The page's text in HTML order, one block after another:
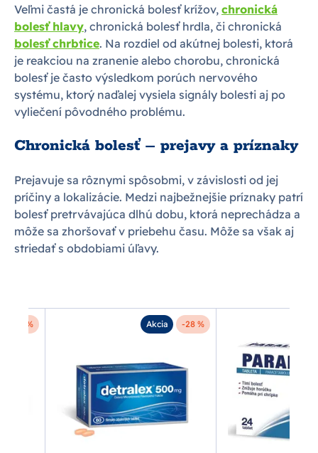
Veľmi častá je chronická bolesť krížov, chronická
bolesť hlavy, chronická bolesť hrdla, či chronická
bolesť chrbtice. Na rozdiel od akútnej bolesti, ktorá
je reakciou na zranenie alebo chorobu, chronická
bolesť je často výsledkom porúch nervového
systému, ktorý naďalej vysiela signály bolesti aj po
vyliečení pôvodného problému.
Chronická bolesť – prejavy a príznaky
Prejavuje sa rôznymi spôsobmi, v závislosti od jej
príčiny a lokalizácie. Medzi najbežnejšie príznaky patrí
bolesť pretrvávajúca dlhú dobu, ktorá neprechádza a
môže sa zhoršovať v priebehu času. Môže sa však aj
striedať s obdobiami úľavy.
-35 % Akcia -28 %